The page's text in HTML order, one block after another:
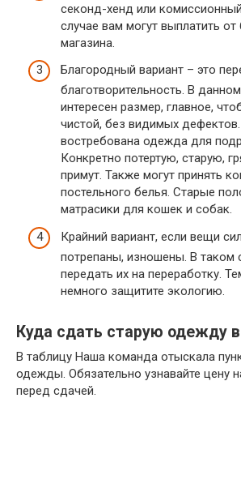
секонд-хенд или
случае вам могут выплатить от
магазина.
Благородный вариант – это
благотворительность. В
интересен размер, главное,
чистой, без видимых
востребована одежда для
Конкретно потертую, старую,
примут. Также могут принять
постельного белья. Старые
матрасики для кошек и собак.
Крайний вариант, если вещи
потрепаны, изношены. В таком
передать их на переработку.
немного защитите экологию.
Куда сдать старую одежду
В таблицу Наша команда отыскала
одежды. Обязательно узнавайте цену
перед сдачей.